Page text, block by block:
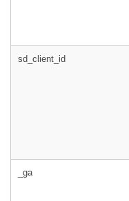
sd_client_id
_ga